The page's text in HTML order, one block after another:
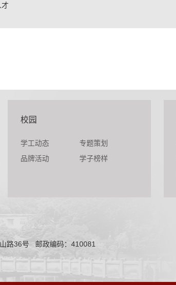
校园
学工动态
专题策划
品牌活动
学子榜样
路36号 邮政编码：410081